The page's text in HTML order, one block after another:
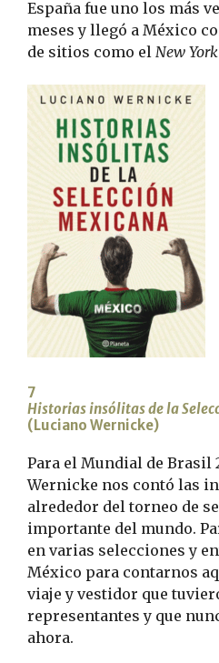
España fue uno los más
meses y llegó a México
de sitios como el New
7
Historias insólitas de la
(Luciano Wernicke)
Para el Mundial de Brasil
Wernicke nos contó las
alrededor del torneo de
importante del mundo.
en varias selecciones y
México para contarnos
viaje y vestidor que
representantes y que
ahora.